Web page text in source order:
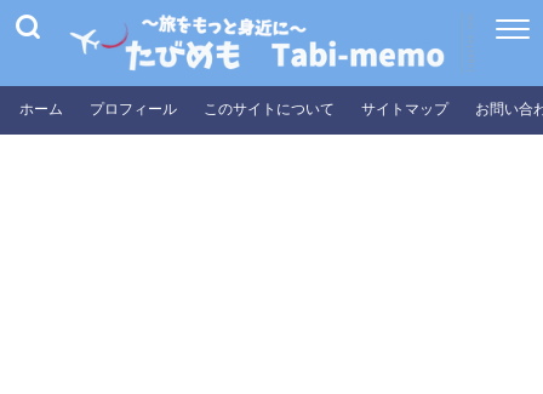
ホーム プロフィール このサイトについて サイトマップ お問い合